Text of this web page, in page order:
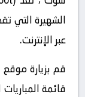
الشهيرة التي
عبر الإنترنت.
قم بزيارة موقع